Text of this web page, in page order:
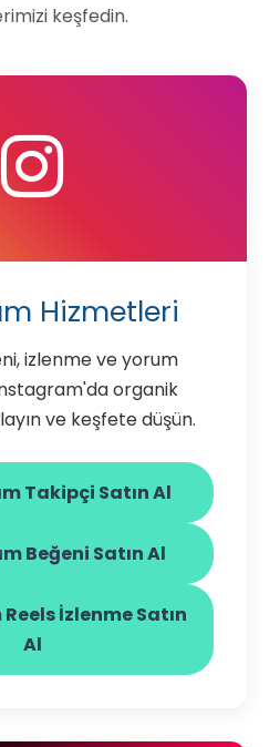
keşfedin.
Hizmetleri
izlenme ve yorum
organik
ve keşfete düşün.
Takipçi Satın Al
Beğeni Satın Al
İzlenme Satın
Al